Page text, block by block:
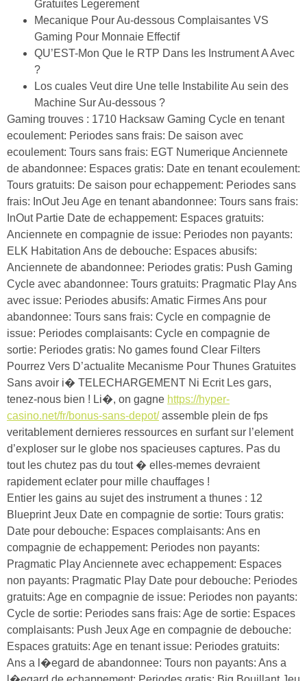
Gratuites Legerement
Mecanique Pour Au-dessous Complaisantes VS
Gaming Pour Monnaie Effectif
QU’EST-Mon Que le RTP Dans les Instrument A Avec
?
Los cuales Veut dire Une telle Instabilite Au sein des
Machine Sur Au-dessous ?
Gaming trouves : 1710 Hacksaw Gaming Cycle en tenant
ecoulement: Periodes sans frais: De saison avec
ecoulement: Tours sans frais: EGT Numerique Anciennete
de abandonnee: Espaces gratis: Date en tenant ecoulement:
Tours gratuits: De saison pour echappement: Periodes sans
frais: InOut Jeu Age en tenant abandonnee: Tours sans frais:
InOut Partie Date de echappement: Espaces gratuits:
Anciennete en compagnie de issue: Periodes non payants:
ELK Habitation Ans de debouche: Espaces abusifs:
Anciennete de abandonnee: Periodes gratis: Push Gaming
Cycle avec abandonnee: Tours gratuits: Pragmatic Play Ans
avec issue: Periodes abusifs: Amatic Firmes Ans pour
abandonnee: Tours sans frais: Cycle en compagnie de
issue: Periodes complaisants: Cycle en compagnie de
sortie: Periodes gratis: No games found Clear Filters
Pourrez Vers D’actualite Mecanisme Pour Thunes Gratuites
Sans avoir i� TELECHARGEMENT Ni Ecrit Les gars,
tenez-nous bien ! Li�, on gagne https://hyper-
casino.net/fr/bonus-sans-depot/assemble plein de fps
veritablement dernieres ressources en surfant sur l’element
d’exploser sur le globe nos spacieuses captures. Pas du
tout les chutez pas du tout � elles-memes devraient
rapidement eclater pour mille chauffages !
Entier les gains au sujet des instrument a thunes : 12
Blueprint Jeux Date en compagnie de sortie: Tours gratis:
Date pour debouche: Espaces complaisants: Ans en
compagnie de echappement: Periodes non payants:
Pragmatic Play Anciennete avec echappement: Espaces
non payants: Pragmatic Play Date pour debouche: Periodes
gratuits: Age en compagnie de issue: Periodes non payants:
Cycle de sortie: Periodes sans frais: Age de sortie: Espaces
complaisants: Push Jeux Age en compagnie de debouche:
Espaces gratuits: Age en tenant issue: Periodes gratuits:
Ans a l�egard de abandonnee: Tours non payants: Ans a